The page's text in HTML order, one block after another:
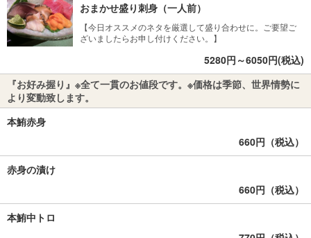
おまかせ盛り刺身（一人前）
【今日オススメのネタを厳選して盛り合わせに。ご要望ご
ざいましたらお申し付けください。】
5280円～6050円(税込)
『お好み握り』※全て一貫のお値段です。※価格は季節、世界情勢に
より変動致します。
本鮪赤身
660円（税込）
赤身の漬け
660円（税込）
本鮪中トロ